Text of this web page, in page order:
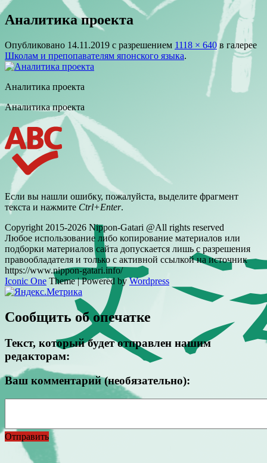
Аналитика проекта
Опубликовано 14.11.2019 с разрешением 1118 × 640 в галерее
Школам и препопавателям японского языка.
Аналитика проекта
Аналитика проекта
Если вы нашли ошибку, пожалуйста, выделите фрагмент
текста и нажмите Ctrl+Enter.
Copyright 2015-2026 Nippon-Gatari @All rights reserved
Любое использование либо копирование материалов или
подборки материалов сайта допускается лишь с разрешения
правообладателя и только с активной ссылкой на источник
https://www.nippon-gatari.info/
Iconic One Theme | Powered byWordpress
Сообщить об опечатке
Текст, который будет отправлен нашим
редакторам:
Ваш комментарий (необязательно):
Отправить